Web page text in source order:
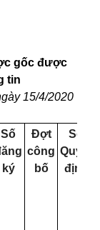
gốc được
tin
15/4/2020
Số
ký
Đợt
công
bố
Số
Quyết
định